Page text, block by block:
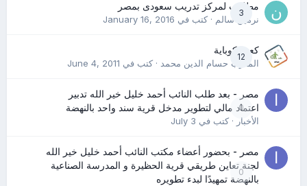
3
مطلوب لمركز تدريب سعودى بمصر
نرمين سالم· كتب في January 16, 2016
12
كعب كوباية
المدرب حسام الدين محمد· كتب في June 4, 2011
0
مصر - بعد طلب النائب أحمد خليل خير الله تدبير
اعتماد مالي لتطوير مدخل قرية سند واحد بالنهضة
الأخبار· كتب في July 3
0
مصر - بحضور أعضاء مكتب النائب أحمد خليل خير الله
لجنة تعاين طريقي قرية الحظيرة و المدرسة الصناعية
بالنهضة تمهيدًا لبدء تطويره